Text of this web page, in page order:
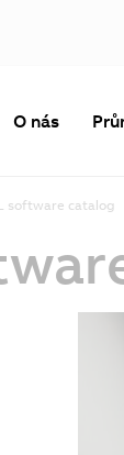
O nás
software catalog